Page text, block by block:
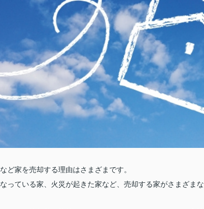
ど家を売却する理由はさまざまです。
っている家、火災が起きた家など、売却する家がさまざま